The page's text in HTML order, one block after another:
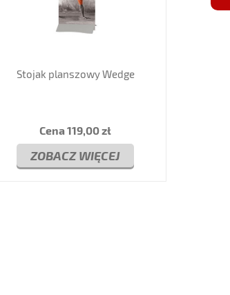
Stojak planszowy Wedge
Cena119,00 zł
ZOBACZ WIĘCEJ